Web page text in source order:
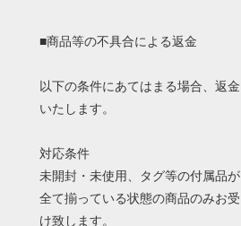
■商品等の不具合による返金
以下の条件にあてはまる場合、返金
いたします。
対応条件
未開封・未使用、タグ等の付属品が
全て揃っている状態の商品のみお受
け致します。